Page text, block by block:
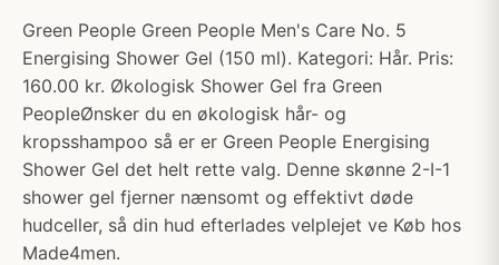
Green People Green People Men's Care No. 5
Energising Shower Gel (150 ml). Kategori: Hår. Pris:
160.00 kr. Økologisk Shower Gel fra Green
PeopleØnsker du en økologisk hår- og
kropsshampoo så er er Green People Energising
Shower Gel det helt rette valg. Denne skønne 2-I-1
shower gel fjerner nænsomt og effektivt døde
hudceller, så din hud efterlades velplejet ve Køb hos
Made4men.